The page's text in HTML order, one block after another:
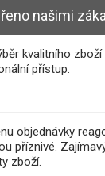
našimi
kvalitního zboží
přístup.
objednávky
příznivé.
zboží.